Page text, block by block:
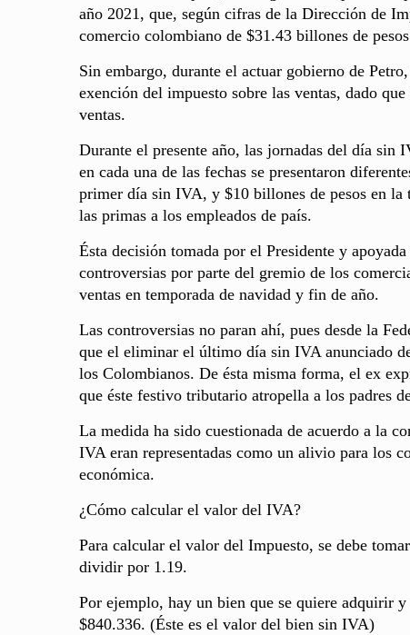
año 2021, que, según cifras de la Dirección de
comercio colombiano de $31.43 billones de
Sin embargo, durante el actuar gobierno de
exención del impuesto sobre las ventas, dado
ventas.
Durante el presente año, las jornadas del día sin
en cada una de las fechas se presentaron
primer día sin IVA, y $10 billones de pesos en la
las primas a los empleados de país.
Ésta decisión tomada por el Presidente y
controversias por parte del gremio de los
ventas en temporada de navidad y fin de año.
Las controversias no paran ahí, pues desde la
que el eliminar el último día sin IVA anunciado
los Colombianos. De ésta misma forma, el ex
que éste festivo tributario atropella a los padres
La medida ha sido cuestionada de acuerdo a la
IVA eran representadas como un alivio para los
económica.
¿Cómo calcular el valor del IVA?
Para calcular el valor del Impuesto, se debe
dividir por 1.19.
Por ejemplo, hay un bien que se quiere adquirir
$840.336. (Éste es el valor del bien sin IVA)